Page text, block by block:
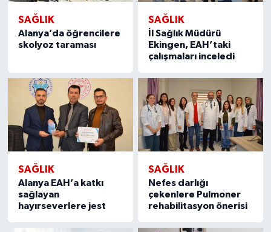
SAĞLIK
Alanya’da öğrencilere
skolyoz taraması
SAĞLIK
İl Sağlık Müdürü
Ekingen, EAH’taki
çalışmaları inceledi
SAĞLIK
Alanya EAH’a katkı
sağlayan
hayırseverlere jest
SAĞLIK
Nefes darlığı
çekenlere Pulmoner
rehabilitasyon önerisi